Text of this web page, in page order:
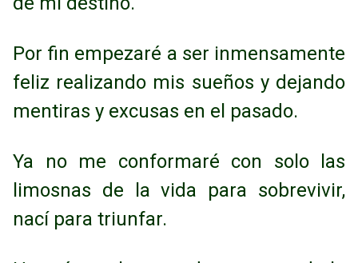
Por fin empezaré a ser inmensamente
feliz realizando mis sueños y dejando
mentiras y excusas en el pasado.
Ya no me conformaré con solo las
limosnas de la vida para sobrevivir,
nací para triunfar.